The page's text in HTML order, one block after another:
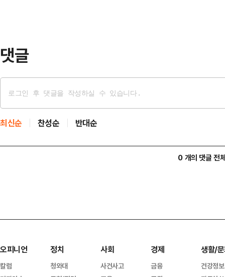
댓글
최신순 찬성순 반대순
0 개의 댓글 전
오피니언
칼럼
정치
청와대
사회
사건사고
경제
금융
생활/
건강정보